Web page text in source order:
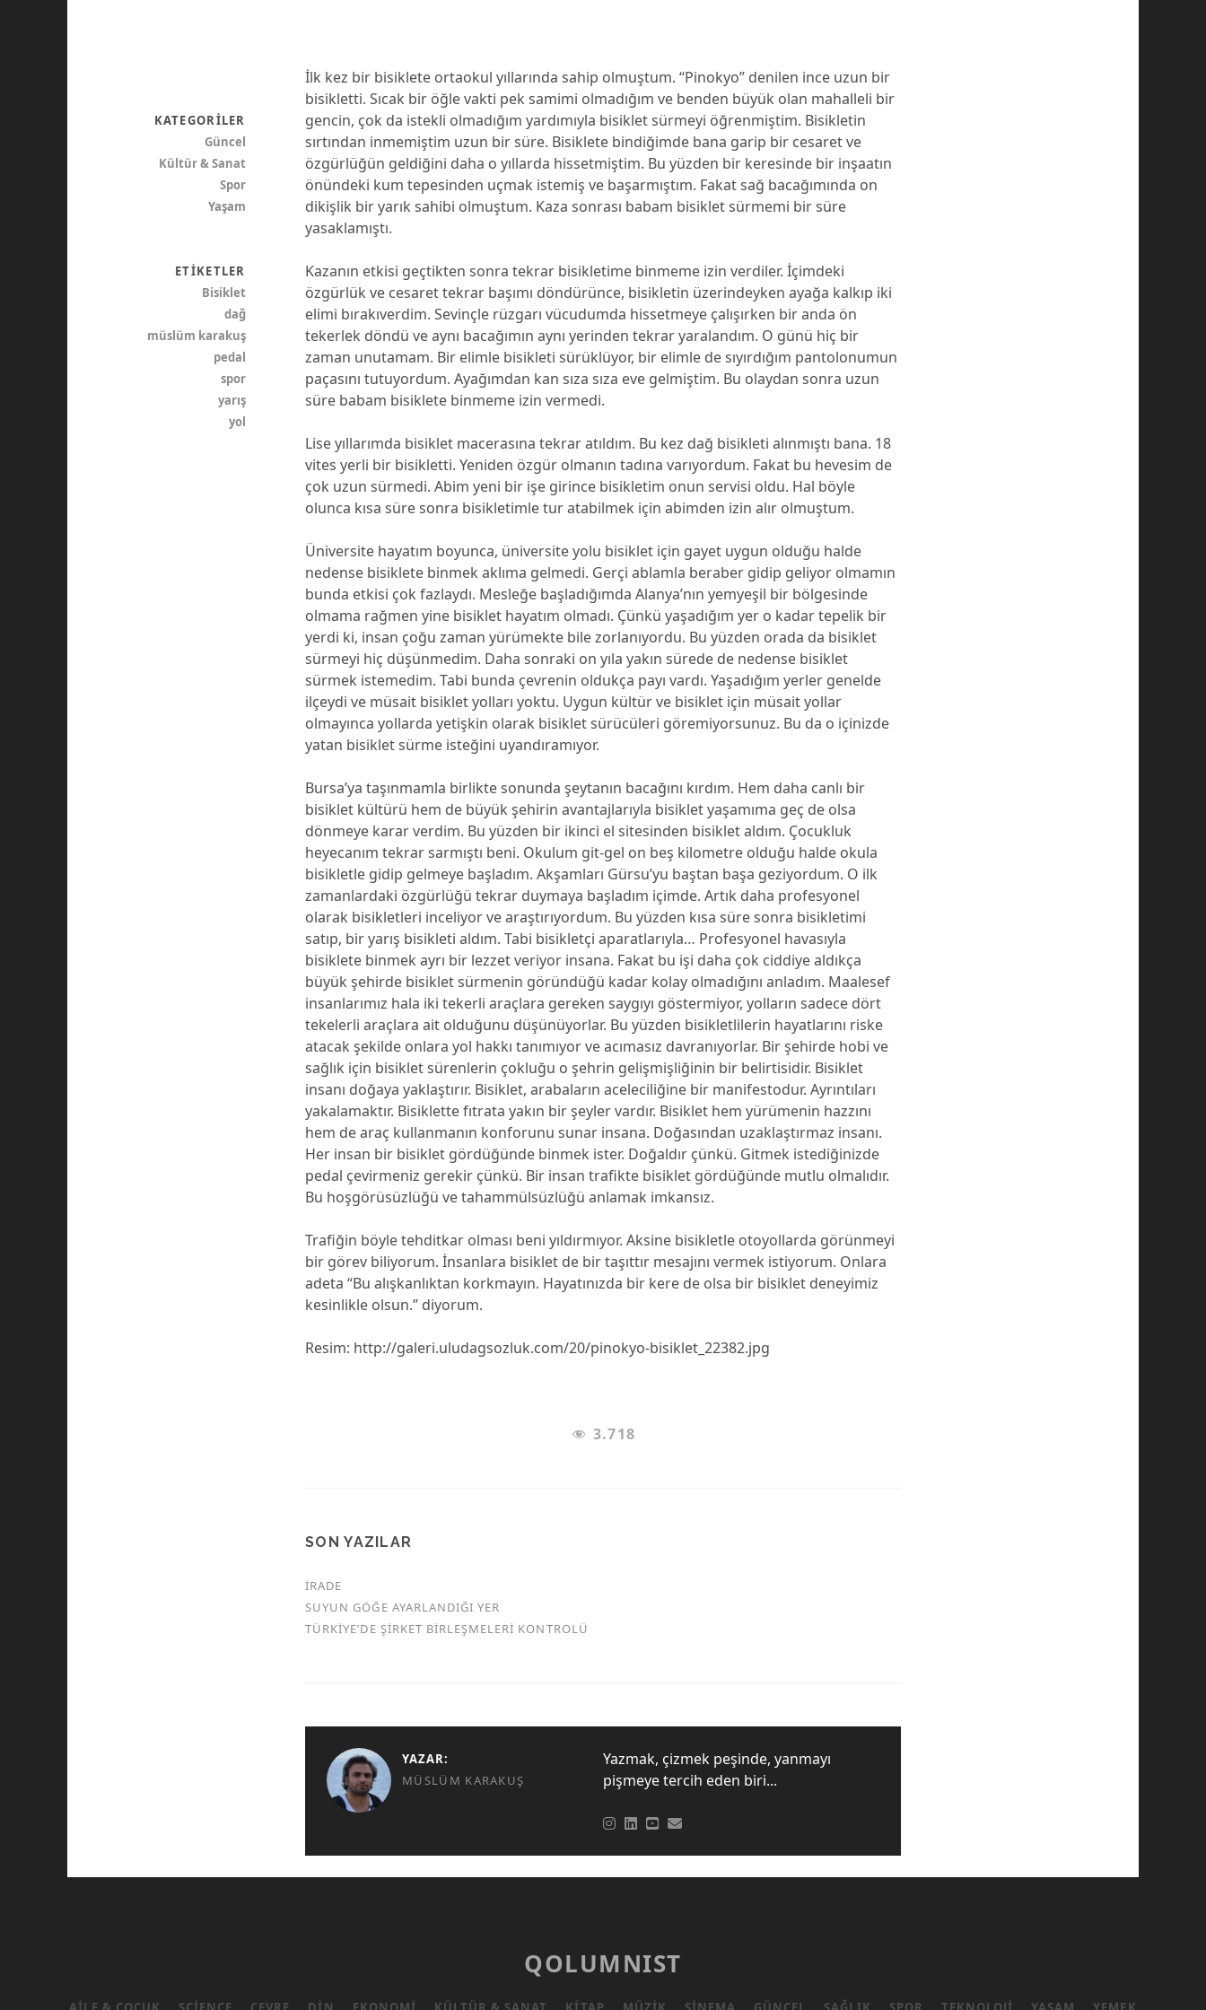
İlk kez bir bisiklete ortaokul yıllarında sahip olmuştum. “Pinokyo” denilen ince uzun bir
bisikletti. Sıcak bir öğle vakti pek samimi olmadığım ve benden büyük olan mahalleli bir
gencin, çok da istekli olmadığım yardımıyla bisiklet sürmeyi öğrenmiştim. Bisikletin
sırtından inmemiştim uzun bir süre. Bisiklete bindiğimde bana garip bir cesaret ve
özgürlüğün geldiğini daha o yıllarda hissetmiştim. Bu yüzden bir keresinde bir inşaatın
önündeki kum tepesinden uçmak istemiş ve başarmıştım. Fakat sağ bacağımında on
dikişlik bir yarık sahibi olmuştum. Kaza sonrası babam bisiklet sürmemi bir süre
yasaklamıştı.
Kazanın etkisi geçtikten sonra tekrar bisikletime binmeme izin verdiler. İçimdeki
özgürlük ve cesaret tekrar başımı döndürünce, bisikletin üzerindeyken ayağa kalkıp iki
elimi bırakıverdim. Sevinçle rüzgarı vücudumda hissetmeye çalışırken bir anda ön
tekerlek döndü ve aynı bacağımın aynı yerinden tekrar yaralandım. O günü hiç bir
zaman unutamam. Bir elimle bisikleti sürüklüyor, bir elimle de sıyırdığım pantolonumun
paçasını tutuyordum. Ayağımdan kan sıza sıza eve gelmiştim. Bu olaydan sonra uzun
süre babam bisiklete binmeme izin vermedi.
Lise yıllarımda bisiklet macerasına tekrar atıldım. Bu kez dağ bisikleti alınmıştı bana. 18
vites yerli bir bisikletti. Yeniden özgür olmanın tadına varıyordum. Fakat bu hevesim de
çok uzun sürmedi. Abim yeni bir işe girince bisikletim onun servisi oldu. Hal böyle
olunca kısa süre sonra bisikletimle tur atabilmek için abimden izin alır olmuştum.
Üniversite hayatım boyunca, üniversite yolu bisiklet için gayet uygun olduğu halde
nedense bisiklete binmek aklıma gelmedi. Gerçi ablamla beraber gidip geliyor olmamın
bunda etkisi çok fazlaydı. Mesleğe başladığımda Alanya’nın yemyeşil bir bölgesinde
olmama rağmen yine bisiklet hayatım olmadı. Çünkü yaşadığım yer o kadar tepelik bir
yerdi ki, insan çoğu zaman yürümekte bile zorlanıyordu. Bu yüzden orada da bisiklet
sürmeyi hiç düşünmedim. Daha sonraki on yıla yakın sürede de nedense bisiklet
sürmek istemedim. Tabi bunda çevrenin oldukça payı vardı. Yaşadığım yerler genelde
ilçeydi ve müsait bisiklet yolları yoktu. Uygun kültür ve bisiklet için müsait yollar
olmayınca yollarda yetişkin olarak bisiklet sürücüleri göremiyorsunuz. Bu da o içinizde
yatan bisiklet sürme isteğini uyandıramıyor.
Bursa’ya taşınmamla birlikte sonunda şeytanın bacağını kırdım. Hem daha canlı bir
bisiklet kültürü hem de büyük şehirin avantajlarıyla bisiklet yaşamıma geç de olsa
dönmeye karar verdim. Bu yüzden bir ikinci el sitesinden bisiklet aldım. Çocukluk
heyecanım tekrar sarmıştı beni. Okulum git-gel on beş kilometre olduğu halde okula
bisikletle gidip gelmeye başladım. Akşamları Gürsu’yu baştan başa geziyordum. O ilk
zamanlardaki özgürlüğü tekrar duymaya başladım içimde. Artık daha profesyonel
olarak bisikletleri inceliyor ve araştırıyordum. Bu yüzden kısa süre sonra bisikletimi
satıp, bir yarış bisikleti aldım. Tabi bisikletçi aparatlarıyla… Profesyonel havasıyla
bisiklete binmek ayrı bir lezzet veriyor insana. Fakat bu işi daha çok ciddiye aldıkça
büyük şehirde bisiklet sürmenin göründüğü kadar kolay olmadığını anladım. Maalesef
insanlarımız hala iki tekerli araçlara gereken saygıyı göstermiyor, yolların sadece dört
tekelerli araçlara ait olduğunu düşünüyorlar. Bu yüzden bisikletlilerin hayatlarını riske
atacak şekilde onlara yol hakkı tanımıyor ve acımasız davranıyorlar. Bir şehirde hobi ve
sağlık için bisiklet sürenlerin çokluğu o şehrin gelişmişliğinin bir belirtisidir. Bisiklet
insanı doğaya yaklaştırır. Bisiklet, arabaların aceleciliğine bir manifestodur. Ayrıntıları
yakalamaktır. Bisiklette fıtrata yakın bir şeyler vardır. Bisiklet hem yürümenin hazzını
hem de araç kullanmanın konforunu sunar insana. Doğasından uzaklaştırmaz insanı.
Her insan bir bisiklet gördüğünde binmek ister. Doğaldır çünkü. Gitmek istediğinizde
pedal çevirmeniz gerekir çünkü. Bir insan trafikte bisiklet gördüğünde mutlu olmalıdır.
Bu hoşgörüsüzlüğü ve tahammülsüzlüğü anlamak imkansız.
Trafiğin böyle tehditkar olması beni yıldırmıyor. Aksine bisikletle otoyollarda görünmeyi
bir görev biliyorum. İnsanlara bisiklet de bir taşıttır mesajını vermek istiyorum. Onlara
adeta “Bu alışkanlıktan korkmayın. Hayatınızda bir kere de olsa bir bisiklet deneyimiz
kesinlikle olsun.” diyorum.
Resim: http://galeri.uludagsozluk.com/20/pinokyo-bisiklet_22382.jpg
3.718
SON YAZILAR
İRADE
SUYUN GÖĞE AYARLANDIĞI YER
TÜRKİYE’DE ŞİRKET BİRLEŞMELERİ KONTROLÜ
KATEGORILER
Güncel
Kültür & Sanat
Spor
Yaşam
ETIKETLER
Bisiklet
dağ
müslüm karakuş
pedal
spor
yarış
yol
YAZAR:
MÜSLÜM KARAKUŞ
Yazmak, çizmek peşinde, yanmayı
pişmeye tercih eden biri...
QOLUMNIST